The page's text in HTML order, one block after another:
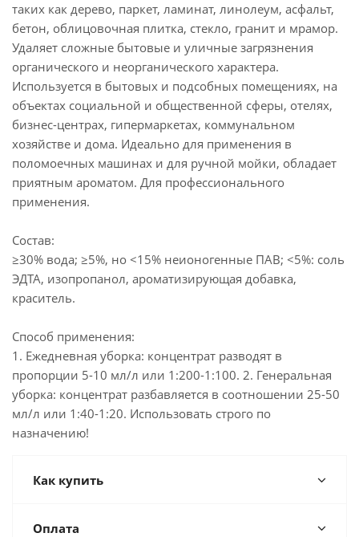
таких как дерево, паркет, ламинат, линолеум, асфальт,
бетон, облицовочная плитка, стекло, гранит и мрамор.
Удаляет сложные бытовые и уличные загрязнения
органического и неорганического характера.
Используется в бытовых и подсобных помещениях, на
объектах социальной и общественной сферы, отелях,
бизнес-центрах, гипермаркетах, коммунальном
хозяйстве и дома. Идеально для применения в
поломоечных машинах и для ручной мойки, обладает
приятным ароматом. Для профессионального
применения.
Состав:
≥30% вода; ≥5%, но <15% неионогенные ПАВ; <5%: соль
ЭДТА, изопропанол, ароматизирующая добавка,
краситель.
Способ применения:
1. Ежедневная уборка: концентрат разводят в
пропорции 5-10 мл/л или 1:200-1:100. 2. Генеральная
уборка: концентрат разбавляется в соотношении 25-50
мл/л или 1:40-1:20. Использовать строго по
назначению!
Как купить
Оплата